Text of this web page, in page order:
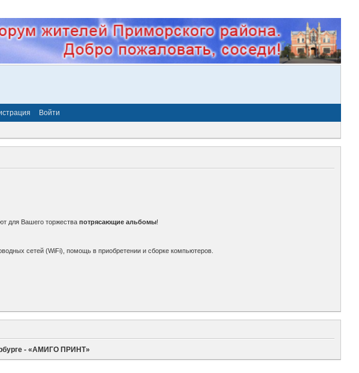
Войти
для Вашего торжества потрясающие альбомы!
сетей (WiFi), помощь в приобретении и сборке компьютеров.
- «АМИГО ПРИНТ»